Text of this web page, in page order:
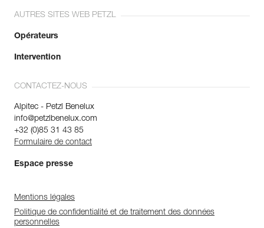
AUTRES SITES WEB PETZL
Opérateurs
Intervention
CONTACTEZ-NOUS
Alpitec - Petzl Benelux
info@petzlbenelux.com
+32 (0)85 31 43 85
Formulaire de contact
Espace presse
Mentions légales
Politique de confidentialité et de traitement des données
personnelles